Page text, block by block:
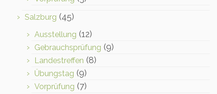
Salzburg (45)
Ausstellung (12)
Gebrauchsprüfung (9)
Landestreffen (8)
Übungstag (9)
Vorprüfung (7)